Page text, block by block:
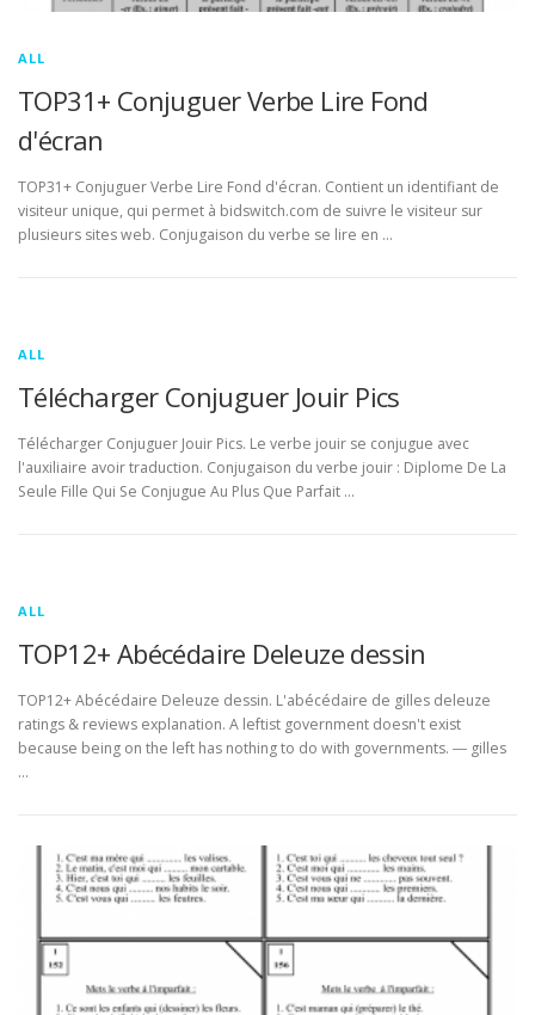
ALL
TOP31+ Conjuguer Verbe Lire Fond
d'écran
TOP31+ Conjuguer Verbe Lire Fond d'écran. Contient un identifiant de
visiteur unique, qui permet à bidswitch.com de suivre le visiteur sur
plusieurs sites web. Conjugaison du verbe se lire en …
ALL
Télécharger Conjuguer Jouir Pics
Télécharger Conjuguer Jouir Pics. Le verbe jouir se conjugue avec
l'auxiliaire avoir traduction. Conjugaison du verbe jouir : Diplome De La
Seule Fille Qui Se Conjugue Au Plus Que Parfait …
ALL
TOP12+ Abécédaire Deleuze dessin
TOP12+ Abécédaire Deleuze dessin. L'abécédaire de gilles deleuze
ratings & reviews explanation. A leftist government doesn't exist
because being on the left has nothing to do with governments. ― gilles
…